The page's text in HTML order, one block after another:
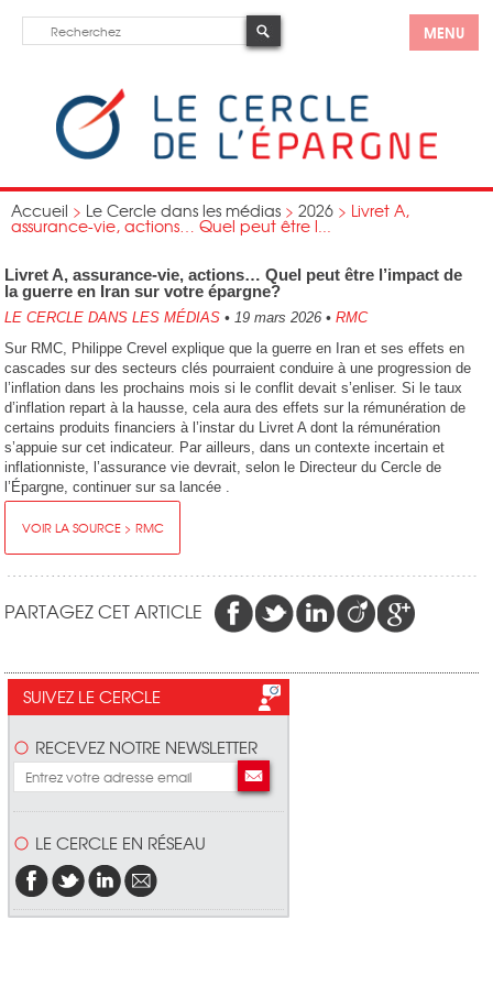
MENU
Accueil > Le Cercle dans les médias > 2026 > Livret A,
assurance-vie, actions… Quel peut être l...
Livret A, assurance-vie, actions… Quel peut être l’impact de
la guerre en Iran sur votre épargne?
LE CERCLE DANS LES MÉDIAS • 19 mars 2026• RMC
Sur RMC, Philippe Crevel explique que la guerre en Iran et ses effets en
cascades sur des secteurs clés pourraient conduire à une progression de
l’inflation dans les prochains mois si le conflit devait s’enliser. Si le taux
d’inflation repart à la hausse, cela aura des effets sur la rémunération de
certains produits financiers à l’instar du Livret A dont la rémunération
s’appuie sur cet indicateur. Par ailleurs, dans un contexte incertain et
inflationniste, l’assurance vie devrait, selon le Directeur du Cercle de
l’Épargne, continuer sur sa lancée .
VOIR LA SOURCE > RMC
PARTAGEZ CET ARTICLE
SUIVEZ LE CERCLE
RECEVEZ NOTRE NEWSLETTER
LE CERCLE EN RÉSEAU